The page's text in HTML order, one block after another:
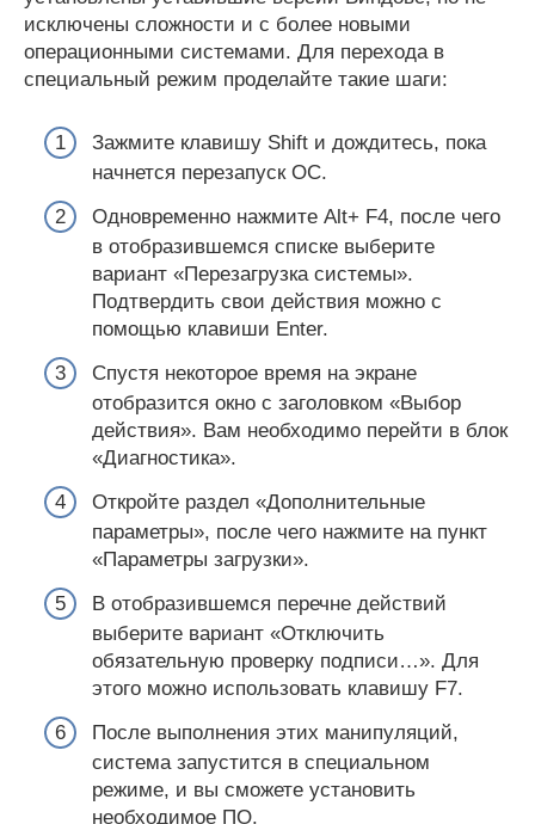
исключены сложности и с более новыми
операционными системами. Для перехода в
специальный режим проделайте такие шаги:
Зажмите клавишу Shift и дождитесь, пока
начнется перезапуск ОС.
Одновременно нажмите Alt+ F4, после чего
в отобразившемся списке выберите
вариант «Перезагрузка системы».
Подтвердить свои действия можно с
помощью клавиши Enter.
Спустя некоторое время на экране
отобразится окно с заголовком «Выбор
действия». Вам необходимо перейти в блок
«Диагностика».
Откройте раздел «Дополнительные
параметры», после чего нажмите на пункт
«Параметры загрузки».
В отобразившемся перечне действий
выберите вариант «Отключить
обязательную проверку подписи…». Для
этого можно использовать клавишу F7.
После выполнения этих манипуляций,
система запустится в специальном
режиме, и вы сможете установить
необходимое ПО.